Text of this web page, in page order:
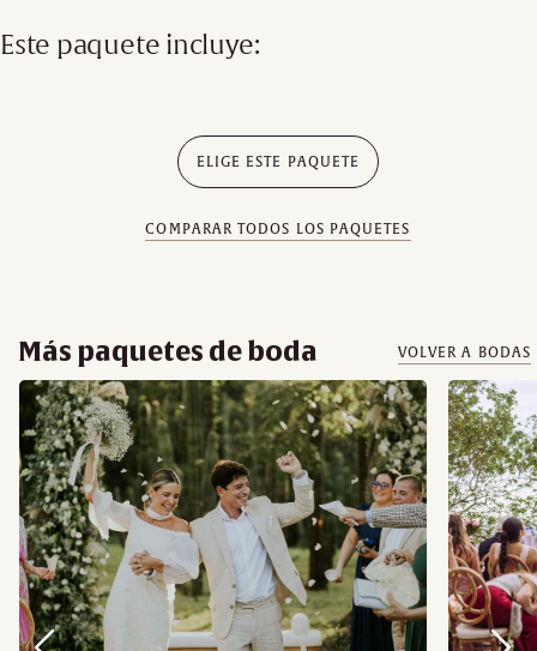
Este paquete incluye:
ELIGE ESTE PAQUETE
COMPARAR TODOS LOS PAQUETES
Más paquetes de boda VOLVER A BODAS